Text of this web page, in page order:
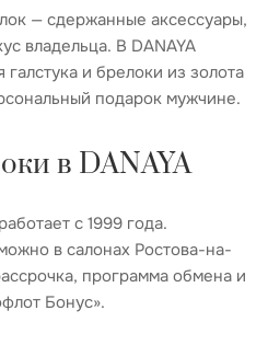
— сдержанные аксессуары,
владельца. В DANAYA
и брелоки из золота
подарок мужчине.
в DANAYA
с 1999 года.
в салонах Ростова-на-
программа обмена и
Бонус».